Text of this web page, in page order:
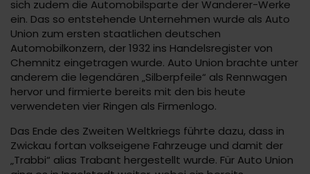
sich zudem die Automobilsparte der Wanderer-Werke
ein. Das so entstehende Unternehmen wurde als Auto
Union zum ersten staatlichen deutschen
Automobilkonzern, der 1932 ins Handelsregister von
Chemnitz eingetragen wurde. Auto Union brachte unter
anderem die legendären „Silberpfeile“ als Rennwagen
hervor und firmierte bereits mit den bis heute
verwendeten vier Ringen als Firmenlogo.
Das Ende des Zweiten Weltkriegs führte dazu, dass in
Zwickau fortan volkseigene Fahrzeuge und damit der
„Trabbi“ alias Trabant hergestellt wurde. Für Auto Union